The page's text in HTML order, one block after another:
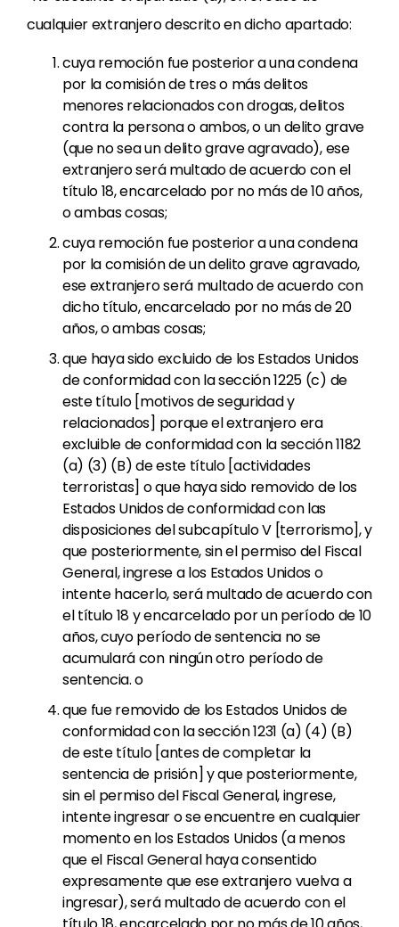
cualquier extranjero descrito en dicho apartado:
cuya remoción fue posterior a una condena
por la comisión de tres o más delitos
menores relacionados con drogas, delitos
contra la persona o ambos, o un delito grave
(que no sea un delito grave agravado), ese
extranjero será multado de acuerdo con el
título 18, encarcelado por no más de 10 años,
o ambas cosas;
cuya remoción fue posterior a una condena
por la comisión de un delito grave agravado,
ese extranjero será multado de acuerdo con
dicho título, encarcelado por no más de 20
años, o ambas cosas;
que haya sido excluido de los Estados Unidos
de conformidad con la sección 1225 (c) de
este título [motivos de seguridad y
relacionados] porque el extranjero era
excluible de conformidad con la sección 1182
(a) (3) (B) de este título [actividades
terroristas] o que haya sido removido de los
Estados Unidos de conformidad con las
disposiciones del subcapítulo V [terrorismo], y
que posteriormente, sin el permiso del Fiscal
General, ingrese a los Estados Unidos o
intente hacerlo, será multado de acuerdo con
el título 18 y encarcelado por un período de 10
años, cuyo período de sentencia no se
acumulará con ningún otro período de
sentencia. o
que fue removido de los Estados Unidos de
conformidad con la sección 1231 (a) (4) (B)
de este título [antes de completar la
sentencia de prisión] y que posteriormente,
sin el permiso del Fiscal General, ingrese,
intente ingresar o se encuentre en cualquier
momento en los Estados Unidos (a menos
que el Fiscal General haya consentido
expresamente que ese extranjero vuelva a
ingresar), será multado de acuerdo con el